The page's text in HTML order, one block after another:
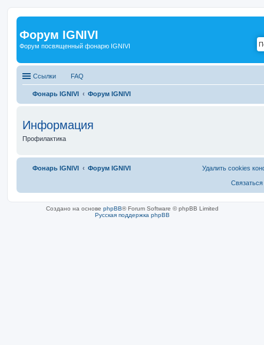
Форум IGNIVI
Форум посвященный фонарю IGNIVI
Ссылки FAQ
Фонарь IGNIVI Форум IGNIVI
Информация
Профилактика
Фонарь IGNIVI Форум IGNIVI Удалить cookies
Создано на основе phpBB® Forum Software © phpBB Limited
Русская поддержка phpBB